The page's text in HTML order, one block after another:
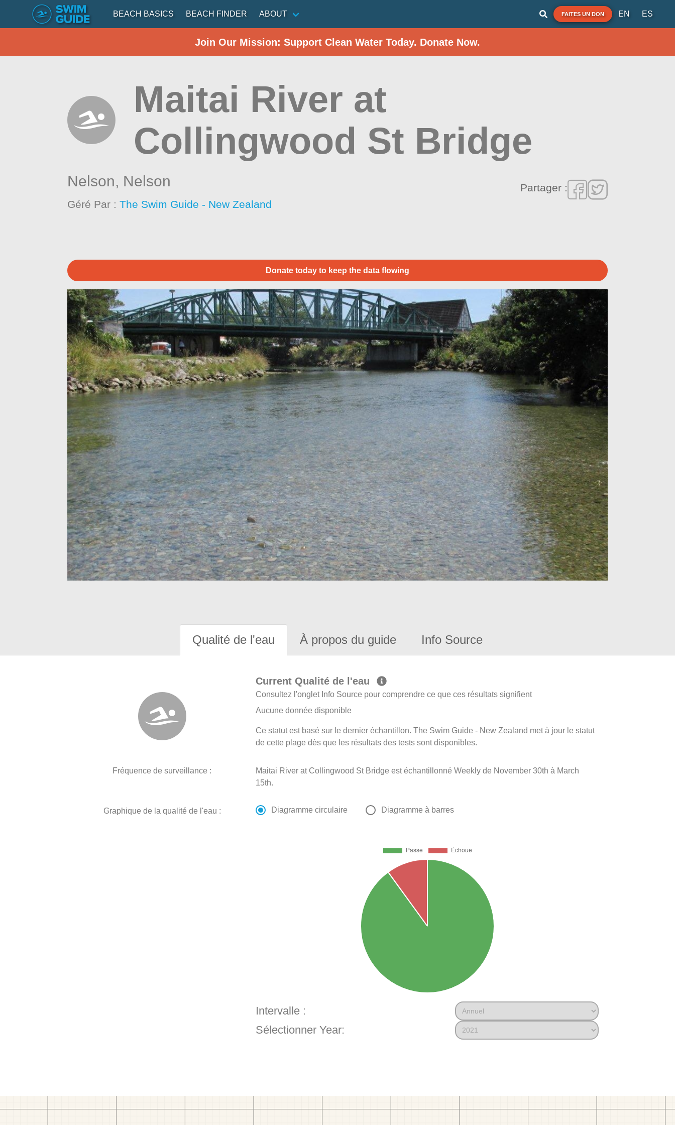
BEACH BASICS BEACH FINDER ABOUT FAITES UN DON EN ES
Join Our Mission: Support Clean Water Today. Donate Now.
Maitai River at
Collingwood St Bridge
Nelson, Nelson
Géré Par :The Swim Guide - New Zealand
Partager :
Donate today to keep the data flowing
Qualité de l'eau À propos du guide Info Source
Current Qualité de l'eau
Consultez l'onglet Info Source pour comprendre ce que ces résultats signifient
Aucune donnée disponible
Ce statut est basé sur le dernier échantillon. The Swim Guide - New Zealand met à jour le statut
de cette plage dès que les résultats des tests sont disponibles.
Fréquence de surveillance :
Maitai River at Collingwood St Bridge est échantillonné Weekly de November 30th à March
15th.
Graphique de la qualité de l'eau : Diagramme circulaire Diagramme à barres
Intervalle :
Sélectionner Year: